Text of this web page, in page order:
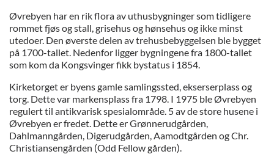
Øvrebyen har en rik flora av uthusbygninger som tidligere
rommet fjøs og stall, grisehus og hønsehus og ikke minst
utedoer. Den øverste delen av trehusbebyggelsen ble bygget
på 1700-tallet. Nedenfor ligger bygningene fra 1800-tallet
som kom da Kongsvinger fikk bystatus i 1854.
Kirketorget er byens gamle samlingssted, ekserserplass og
torg. Dette var markensplass fra 1798. I 1975 ble Øvrebyen
regulert til antikvarisk spesialområde. 5 av de store husene i
Øvrebyen er fredet. Dette er Grønnerudgården,
Dahlmanngården, Digerudgården, Aamodtgården og Chr.
Christiansengården (Odd Fellow gården).